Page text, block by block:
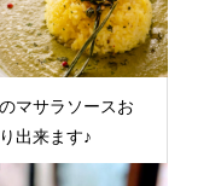
マサラソースお
出来ます♪